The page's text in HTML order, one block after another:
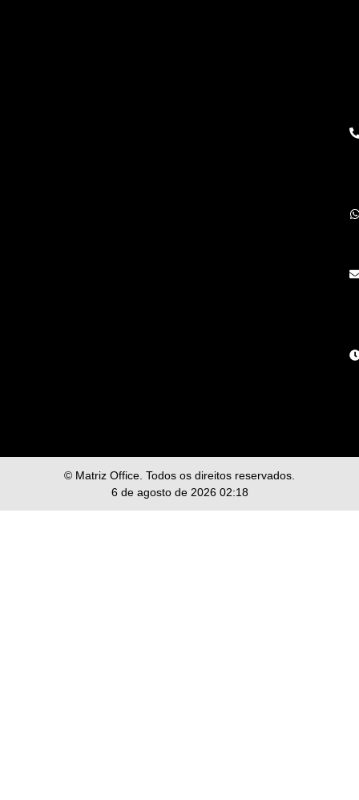
© Matriz Office. Todos os direitos reservados.
6 de agosto de 2026 02:18